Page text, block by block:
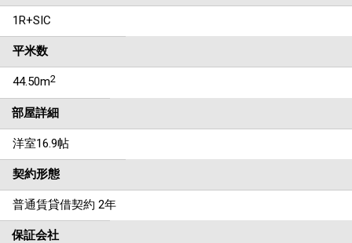
1R+SIC
平米数
44.50m2
部屋詳細
洋室16.9帖
契約形態
普通賃貸借契約 2年
保証会社